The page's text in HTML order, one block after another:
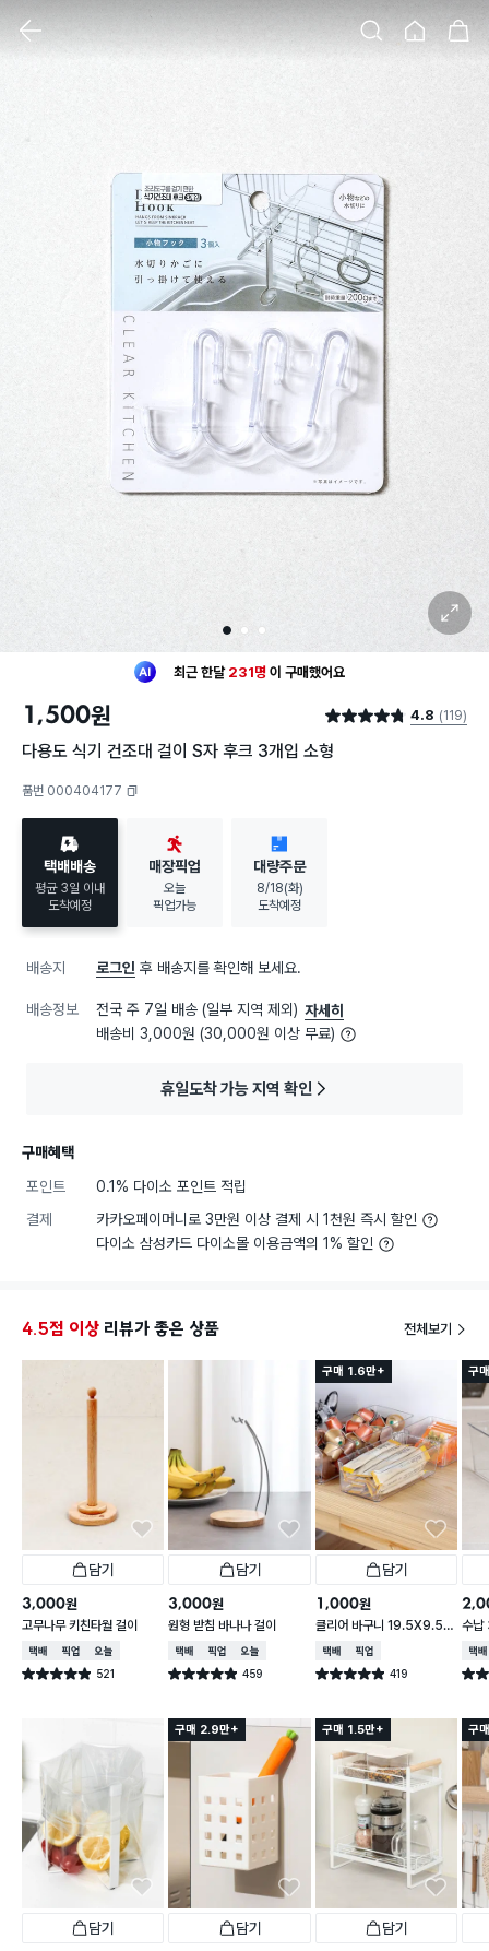
1 2 3
확대 보기
최근 한달 231명 이 구매했어요
구매했어요
1,500원 별점 4.8점 4.8 (119)
다용도 식기 건조대 걸이 S자 후크 3개입 소형
품번 000404177
택배배송
평균 3일 이내
도착예정
매장픽업
오늘
픽업가능
대량주문
8/18(화)
도착예정
배송지 로그인 후 배송지를 확인해 보세요.
배송정보 전국 주 7일 배송 (일부 지역 제외) 자세히
배송비 3,000원 (30,000원 이상 무료)
휴일도착 가능 지역 확인
구매혜택
포인트
0.1% 다이소 포인트 적립
결제
카카오페이머니로 3만원 이상 결제 시 1천원 즉시 할인
다이소 삼성카드 다이소몰 이용금액의 1% 할인
4.5점 이상 리뷰가 좋은 상품 전체보기
담기
3,000원
고무나무 키친타월 걸이
택배배송매장픽업오늘배송
별점 4.9점 521
건 작성
담기
3,000원
원형 받침 바나나 걸이
택배배송매장픽업오늘배송
별점 4.9점 459
건 작성
구매 1.6만+
담기
1,000원
클리어 바구니 19.5X9.5X
6.2cm
택배배송매장픽업
별점 4.9점 419
건 작성
구
수
택배
별점
담기
구매 2.9만+
담기
구매 1.5만+
담기
구